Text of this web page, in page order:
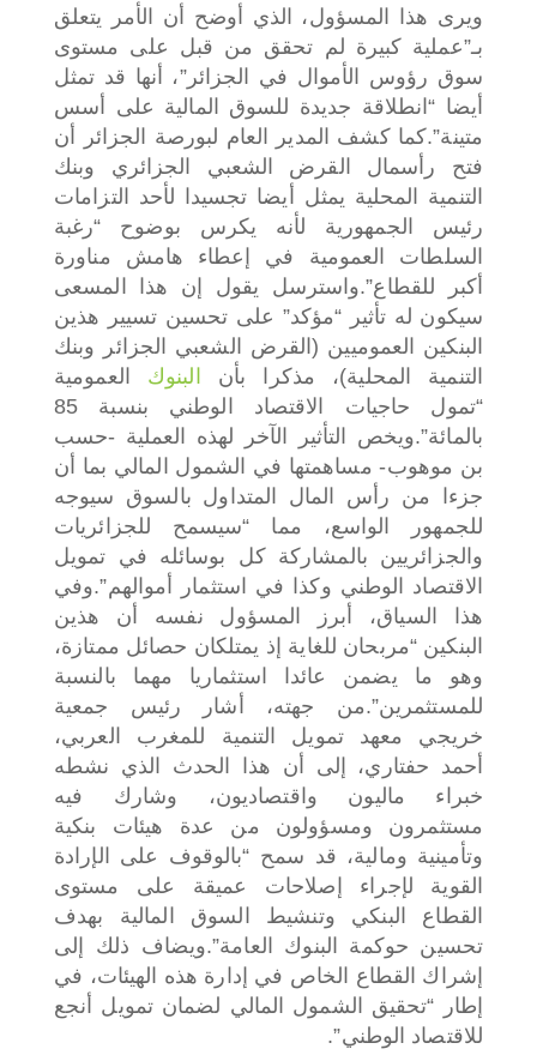
ويرى هذا المسؤول، الذي أوضح أن الأمر يتعلق
بـ”عملية كبيرة لم تحقق من قبل على مستوى
سوق رؤوس الأموال في الجزائر”، أنها قد تمثل
أيضا “انطلاقة جديدة للسوق المالية على أسس
متينة”.كما كشف المدير العام لبورصة الجزائر أن
فتح رأسمال القرض الشعبي الجزائري وبنك
التنمية المحلية يمثل أيضا تجسيدا لأحد التزامات
رئيس الجمهورية لأنه يكرس بوضوح “رغبة
السلطات العمومية في إعطاء هامش مناورة
أكبر للقطاع”.واسترسل يقول إن هذا المسعى
سيكون له تأثير “مؤكد” على تحسين تسيير هذين
البنكين العموميين (القرض الشعبي الجزائر وبنك
التنمية المحلية)، مذكرا بأن
البنوك العمومية
“تمول حاجيات الاقتصاد الوطني بنسبة 85
بالمائة”.ويخص التأثير الآخر لهذه العملية -حسب
بن موهوب- مساهمتها في الشمول المالي بما أن
جزءا من رأس المال المتداول بالسوق سيوجه
للجمهور الواسع، مما “سيسمح للجزائريات
والجزائريين بالمشاركة كل بوسائله في تمويل
الاقتصاد الوطني وكذا في استثمار أموالهم”.وفي
هذا السياق، أبرز المسؤول نفسه أن هذين
البنكين “مربحان للغاية إذ يمتلكان حصائل ممتازة،
وهو ما يضمن عائدا استثماريا مهما بالنسبة
للمستثمرين”.من جهته، أشار رئيس جمعية
خريجي معهد تمويل التنمية للمغرب العربي،
أحمد حفتاري، إلى أن هذا الحدث الذي نشطه
خبراء ماليون واقتصاديون، وشارك فيه
مستثمرون ومسؤولون من عدة هيئات بنكية
وتأمينية ومالية، قد سمح “بالوقوف على الإرادة
القوية لإجراء إصلاحات عميقة على مستوى
القطاع البنكي وتنشيط السوق المالية بهدف
تحسين حوكمة البنوك العامة”.ويضاف ذلك إلى
إشراك القطاع الخاص في إدارة هذه الهيئات، في
إطار “تحقيق الشمول المالي لضمان تمويل أنجع
للاقتصاد الوطني”.